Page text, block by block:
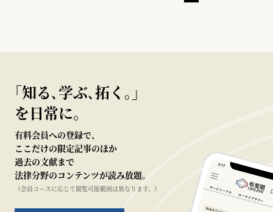
｢知る､学ぶ､拓く｡｣
を日常に。
有料会員への登録で、
ここだけの限定記事のほか
過去の文献まで
法律分野のコンテンツが読み放題。
（会員コースに応じて閲覧可能範囲は異なります。）